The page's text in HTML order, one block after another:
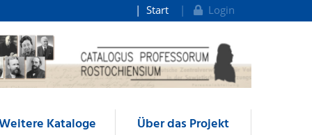
Start Login
Kataloge Über das Projekt